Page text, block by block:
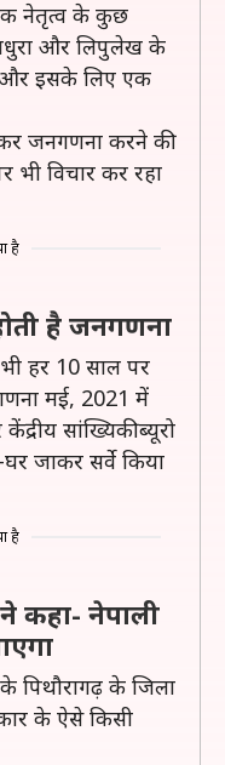
नेतृत्व के कुछ
और लिपुलेख के
और इसके लिए एक
जनगणना करने की
भी विचार कर रहा
है
है जनगणना
हर 10 साल पर
मई, 2021 में
सांख्यिकी ब्यूरो
जाकर सर्वे किया
है
कहा- नेपाली
पिथौरागढ़ के जिला
के ऐसे किसी